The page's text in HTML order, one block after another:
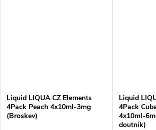
Liquid LIQUA CZ Elements
4Pack Peach 4x10ml-3mg
(Broskev)
Liquid
4Pack
4x10ml-
doutník)